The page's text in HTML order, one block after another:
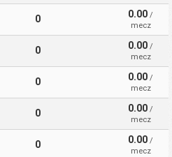
0 0.00 /
mecz
0 0.00 /
mecz
0 0.00 /
mecz
0 0.00 /
mecz
0 0.00 /
mecz